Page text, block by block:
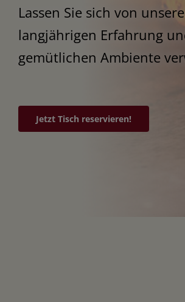
Lassen Sie sich von
langjährigen Erfahrung
gemütlichen Ambiente
Jetzt Tisch reservieren!